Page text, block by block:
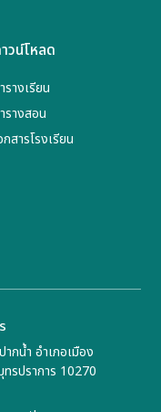
วน์โหลด
รางเรียน
รางสอน
กสารโรงเรียน
กน้ำ อำเภอเมือง
รปราการ 10270